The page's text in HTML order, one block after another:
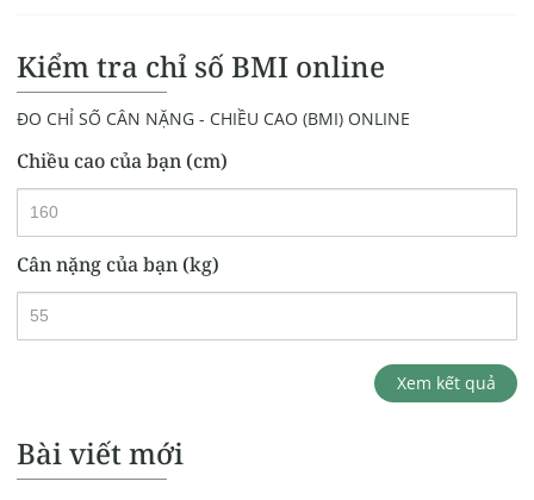
Kiểm tra chỉ số BMI online
ĐO CHỈ SỐ CÂN NẶNG - CHIỀU CAO (BMI) ONLINE
Chiều cao của bạn (cm)
Cân nặng của bạn (kg)
Xem kết quả
Bài viết mới